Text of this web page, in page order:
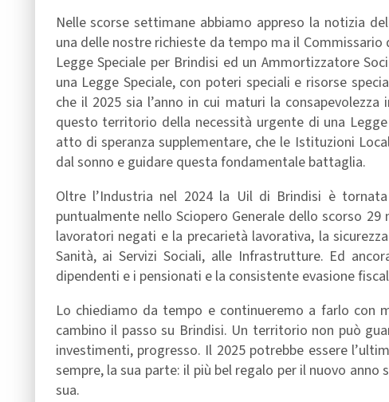
Nelle scorse settimane abbiamo appreso la notizia
una delle nostre richieste da tempo ma il
Legge Speciale per Brindisi ed un Ammortizzatore
una Legge Speciale, con poteri speciali e risorse
che il 2025 sia l’anno in cui maturi la
questo territorio della necessità urgente di una
atto di speranza supplementare, che le Istituzioni
dal sonno e guidare questa fondamentale battaglia.
Oltre l’Industria nel 2024 la Uil di Brindisi è
puntualmente nello Sciopero Generale dello scorso
lavoratori negati e la precarietà lavorativa, la
Sanità, ai Servizi Sociali, alle Infrastrutture. Ed
dipendenti e i pensionati e la consistente evasione
Lo chiediamo da tempo e continueremo a farlo con
cambino il passo su Brindisi. Un territorio non può
investimenti, progresso. Il 2025 potrebbe essere
sempre, la sua parte: il più bel regalo per il nuovo
sua.